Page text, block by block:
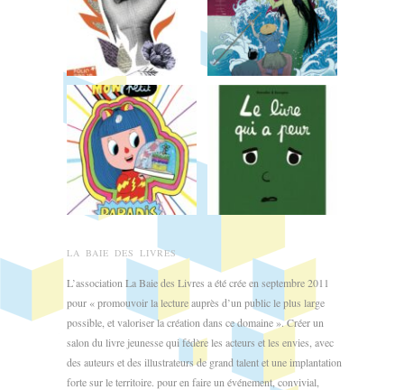
LA BAIE DES LIVRES
L’association La Baie des Livres a été crée en septembre 2011
pour « promouvoir la lecture auprès d’un public le plus large
possible, et valoriser la création dans ce domaine ». Créer un
salon du livre jeunesse qui fédère les acteurs et les envies, avec
des auteurs et des illustrateurs de grand talent et une implantation
forte sur le territoire. pour en faire un événement, convivial,